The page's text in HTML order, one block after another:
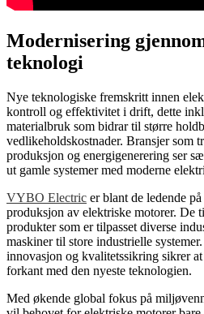
Modernisering
teknologi
Nye teknologiske fremskritt innen
kontroll og effektivitet i drift, dette
materialbruk som bidrar til større
vedlikeholdskostnader. Bransjer som
produksjon og energigenerering ser
ut gamle systemer med moderne
VYBO Electric er blant de ledende
produksjon av elektriske motorer. De
produkter som er tilpasset diverse
maskiner til store industrielle
innovasjon og kvalitetssikring sikrer
forkant med den nyeste teknologien.
Med økende global fokus på